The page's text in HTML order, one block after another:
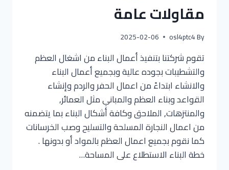
مقاولات عامة
By
osl4ptc4
2025-02-06
تقوم شركتنا بتنفيذ أعمال البناء من اشغال العظم
والتشطيبات بجوده عالية وبجميع أعمال البناء
والانشاء ابتداءً من اعمال الحفر والردم وإنشاء
القواعد وبناء العظم والمباني مثل العمائر,
والمنتزهات, الملاحق وكافة أشكال البناء بما يتضمنه
من اعمال النجارة المسلحة والتسليح وصب الخرسانات
كما نقوم بجميع اعمال العظم بالمواد أو بدونها .
خطة البناء الاستطلاع على المساحة…